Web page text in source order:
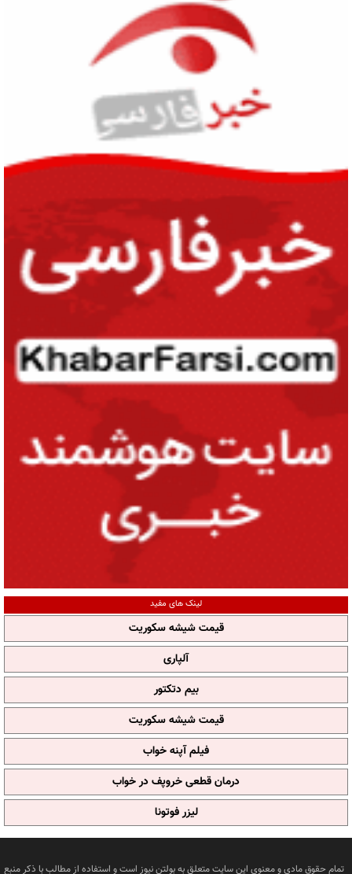
لینک های مفید
قیمت شیشه سکوریت
آلپاری
بیم دتکتور
قیمت شیشه سکوریت
فیلم آپنه خواب
درمان قطعی خروپف در خواب
لیزر فوتونا
تمام حقوق مادی و معنوی این سایت متعلق به بولتن نیوز است و استفاده از مطالب با ذکر منبع